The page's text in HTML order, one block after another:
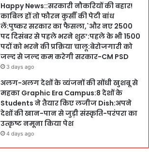
Happy News::सरकारी नौकरियों की बहार!
काबिल हों तो फौरन कुर्सी की पेटी बांध
लें:पुष्कर सरकार का फैसला,`और नए 2500
पद दिसंबर से पहले भरने शुरू’:पहले के भी 1500
पदों को भरने की प्रक्रिया चालू:बेरोजगारी को
जल्द से जल्द कम करेगी सरकार-CM PSD
3 days ago
अलग-अलग देशों के व्यंजनों की सोंधी खुशबू से
महका Graphic Era Campus:8 देशों के
Students ने तैयार किए लजीज Dish:अपने
देशों की खान-पान से जुड़ी संस्कृति-परंपरा का
उत्कृष्ट नमूना किया पेश
4 days ago